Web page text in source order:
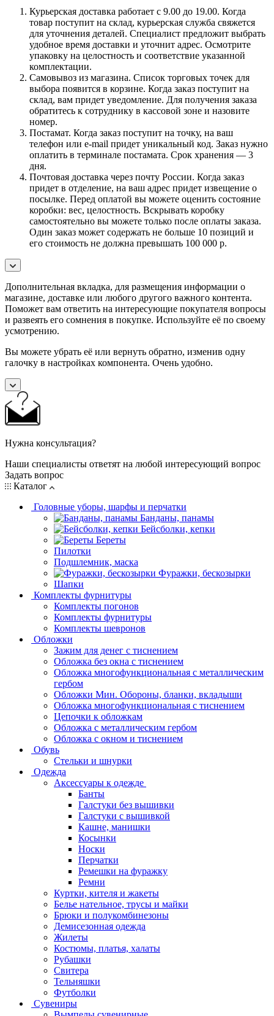
Курьерская доставка работает с 9.00 до 19.00. Когда
товар поступит на склад, курьерская служба свяжется
для уточнения деталей. Специалист предложит выбрать
удобное время доставки и уточнит адрес. Осмотрите
упаковку на целостность и соответствие указанной
комплектации.
Самовывоз из магазина. Список торговых точек для
выбора появится в корзине. Когда заказ поступит на
склад, вам придет уведомление. Для получения заказа
обратитесь к сотруднику в кассовой зоне и назовите
номер.
Постамат. Когда заказ поступит на точку, на ваш
телефон или e-mail придет уникальный код. Заказ нужно
оплатить в терминале постамата. Срок хранения — 3
дня.
Почтовая доставка через почту России. Когда заказ
придет в отделение, на ваш адрес придет извещение о
посылке. Перед оплатой вы можете оценить состояние
коробки: вес, целостность. Вскрывать коробку
самостоятельно вы можете только после оплаты заказа.
Один заказ может содержать не больше 10 позиций и
его стоимость не должна превышать 100 000 р.
Дополнительная вкладка, для размещения информации о
магазине, доставке или любого другого важного контента.
Поможет вам ответить на интересующие покупателя вопросы
и развеять его сомнения в покупке. Используйте её по своему
усмотрению.
Вы можете убрать её или вернуть обратно, изменив одну
галочку в настройках компонента. Очень удобно.
Нужна консультация?
Наши специалисты ответят на любой интересующий вопрос
Задать вопрос
Каталог
Головные уборы, шарфы и перчатки
Банданы, панамы
Бейсболки, кепки
Береты
Пилотки
Подшлемник, маска
Фуражки, бескозырки
Шапки
Комплекты фурнитуры
Комплекты погонов
Комплекты фурнитуры
Комплекты шевронов
Обложки
Зажим для денег с тиснением
Обложка без окна с тиснением
Обложка многофункциональная с металлическим
гербом
Обложки Мин. Обороны, бланки, вкладыши
Обложка многофункциональная с тиснением
Цепочки к обложкам
Обложка с металлическим гербом
Обложка с окном и тиснением
Обувь
Стельки и шнурки
Одежда
Аксессуары к одежде
Банты
Галстуки без вышивки
Галстуки с вышивкой
Кашне, манишки
Косынки
Носки
Перчатки
Ремешки на фуражку
Ремни
Куртки, кителя и жакеты
Белье нательное, трусы и майки
Брюки и полукомбинезоны
Демисезонная одежда
Жилеты
Костюмы, платья, халаты
Рубашки
Свитера
Тельняшки
Футболки
Сувениры